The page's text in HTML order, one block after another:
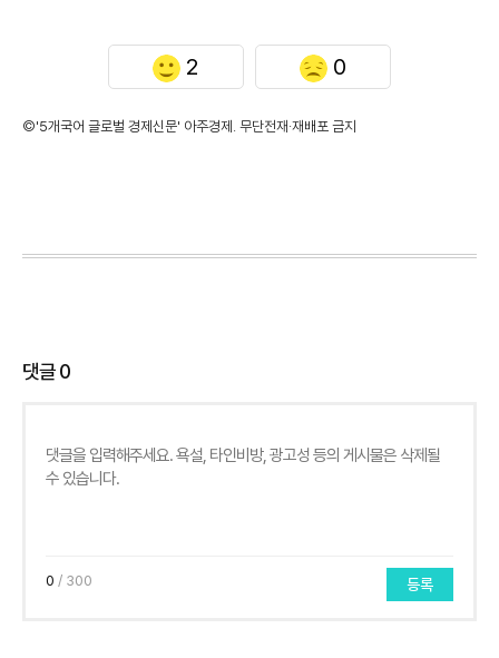
2 0
©'5개국어 글로벌 경제신문' 아주경제. 무단전재·재배포 금지
댓글0
0 / 300 등록